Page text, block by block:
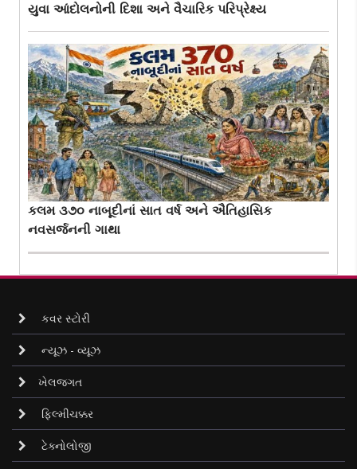
યુવા આંદોલનોની દિશા અને વૈચારિક પરિપ્રેક્ષ્ય
કલમ ૩૭૦ નાબૂદીનાં સાત વર્ષ અને ઐતિહાસિક
નવસર્જનની ગાથા
કવર સ્ટોરી
ન્યૂઝ - વ્યૂઝ
ખેલજગત
ફિલ્મીચક્કર
ટેક્નોલોજી